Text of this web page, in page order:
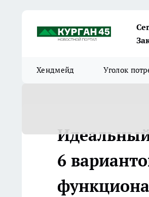
Хендмейд Уголок
6